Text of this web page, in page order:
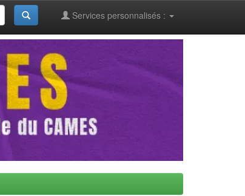
Services personnalisés :